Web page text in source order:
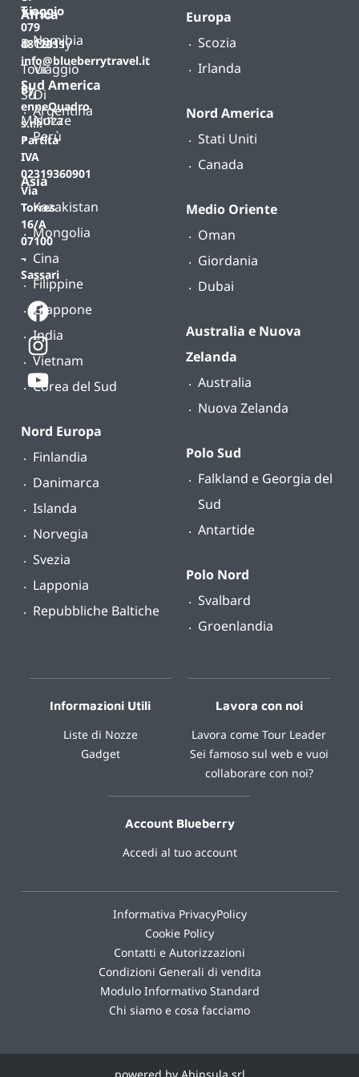
T.
079
4812011
info@blueberrytravel.it
By
enneQuadro
s.r.l.
Partita
IVA
02319360901
Via
Torres
16/A
07100
–
Sassari
Africa
Namibia
Sud America
Argentina
Perù
Asia
Kazakistan
Mongolia
Cina
Filippine
Giappone
India
Vietnam
Corea del Sud
Nord Europa
Finlandia
Danimarca
Islanda
Norvegia
Svezia
Lapponia
Repubbliche Baltiche
Europa
Scozia
Irlanda
Nord America
Stati Uniti
Canada
Medio Oriente
Oman
Giordania
Dubai
Australia e Nuova
Zelanda
Australia
Nuova Zelanda
Polo Sud
Falkland e Georgia del
Sud
Antartide
Polo Nord
Svalbard
Groenlandia
viaggio
B-
Tour
Su
Misura
Classy
Viaggio
Di
Nozze
Informazioni Utili
Liste di Nozze
Gadget
Lavora con noi
Lavora come Tour Leader
Sei famoso sul web e vuoi
collaborare con noi?
Account Blueberry
Accedi al tuo account
Informativa PrivacyPolicy
Cookie Policy
Contatti e Autorizzazioni
Condizioni Generali di vendita
Modulo Informativo Standard
Chi siamo e cosa facciamo
powered by Abinsula srl